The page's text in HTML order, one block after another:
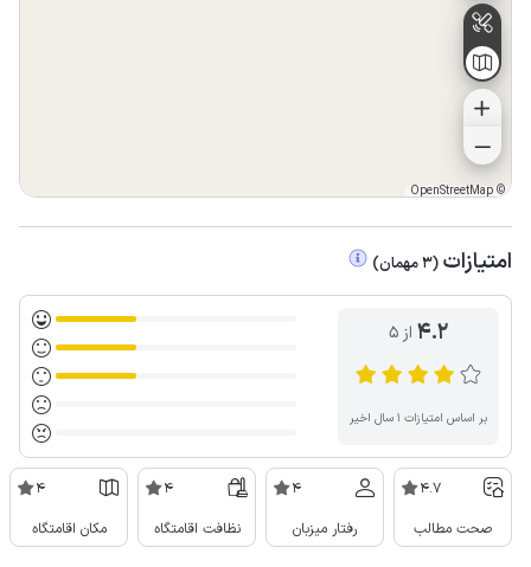
©
OpenStreetMap
امتیازات (
3مهمان)
4.2 از ۵
بر اساس امتیازات ۱ سال اخیر
4.7
صحت مطالب
4
رفتار میزبان
4
نظافت اقامتگاه
4
مکان اقامتگاه